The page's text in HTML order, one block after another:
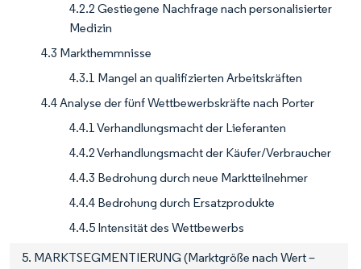
4.2.2 Gestiegene Nachfrage nach personalisierter
Medizin
4.3 Markthemmnisse
4.3.1 Mangel an qualifizierten Arbeitskräften
4.4 Analyse der fünf Wettbewerbskräfte nach Porter
4.4.1 Verhandlungsmacht der Lieferanten
4.4.2 Verhandlungsmacht der Käufer/Verbraucher
4.4.3 Bedrohung durch neue Marktteilnehmer
4.4.4 Bedrohung durch Ersatzprodukte
4.4.5 Intensität des Wettbewerbs
5. MARKTSEGMENTIERUNG (Marktgröße nach Wert –